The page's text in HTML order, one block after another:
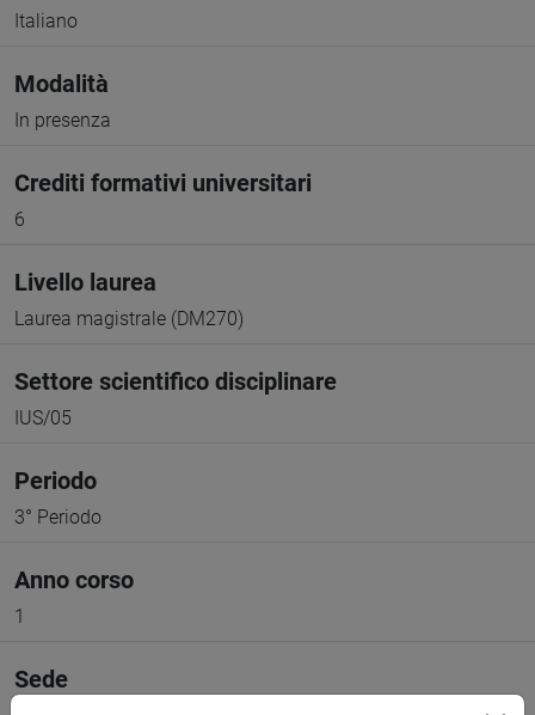
Italiano
Modalità
In presenza
Crediti formativi universitari
6
Livello laurea
Laurea magistrale (DM270)
Settore scientifico disciplinare
IUS/05
Periodo
3° Periodo
Anno corso
1
Sede